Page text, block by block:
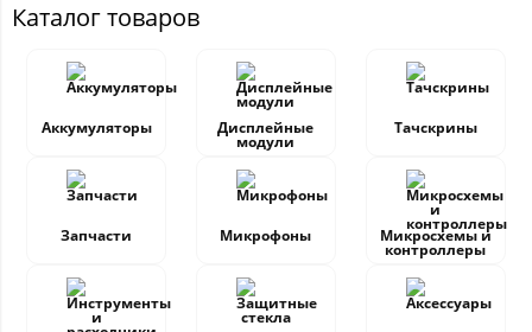
Каталог товаров
Аккумуляторы Дисплейные
модули
Тачскрины
Запчасти Микрофоны Микросхемы и
контроллеры